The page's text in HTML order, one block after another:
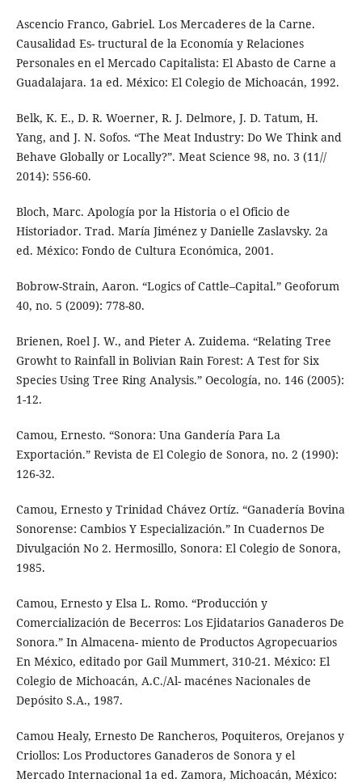
Ascencio Franco, Gabriel. Los Mercaderes de la Carne.
Causalidad Es- tructural de la Economía y Relaciones
Personales en el Mercado Capitalista: El Abasto de Carne a
Guadalajara. 1a ed. México: El Colegio de Michoacán, 1992.
Belk, K. E., D. R. Woerner, R. J. Delmore, J. D. Tatum, H.
Yang, and J. N. Sofos. “The Meat Industry: Do We Think and
Behave Globally or Locally?”. Meat Science 98, no. 3 (11//
2014): 556-60.
Bloch, Marc. Apología por la Historia o el Oficio de
Historiador. Trad. María Jiménez y Danielle Zaslavsky. 2a
ed. México: Fondo de Cultura Económica, 2001.
Bobrow-Strain, Aaron. “Logics of Cattle–Capital.” Geoforum
40, no. 5 (2009): 778-80.
Brienen, Roel J. W., and Pieter A. Zuidema. “Relating Tree
Growht to Rainfall in Bolivian Rain Forest: A Test for Six
Species Using Tree Ring Analysis.” Oecología, no. 146 (2005):
1-12.
Camou, Ernesto. “Sonora: Una Gandería Para La
Exportación.” Revista de El Colegio de Sonora, no. 2 (1990):
126-32.
Camou, Ernesto y Trinidad Chávez Ortíz. “Ganadería Bovina
Sonorense: Cambios Y Especialización.” In Cuadernos De
Divulgación No 2. Hermosillo, Sonora: El Colegio de Sonora,
1985.
Camou, Ernesto y Elsa L. Romo. “Producción y
Comercialización de Becerros: Los Ejidatarios Ganaderos De
Sonora.” In Almacena- miento de Productos Agropecuarios
En México, editado por Gail Mummert, 310-21. México: El
Colegio de Michoacán, A.C./Al- macénes Nacionales de
Depósito S.A., 1987.
Camou Healy, Ernesto De Rancheros, Poquiteros, Orejanos y
Criollos: Los Productores Ganaderos de Sonora y el
Mercado Internacional 1a ed. Zamora, Michoacán, México: